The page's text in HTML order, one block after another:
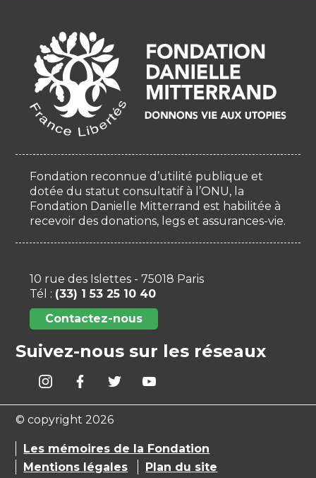
Fondation reconnue d’utilité publique et
dotée du statut consultatif à l’ONU, la
Fondation Danielle Mitterrand est habilitée à
recevoir des donations, legs et assurances-vie.
10 rue des Islettes - 75018 Paris
Tél : (33) 1 53 25 10 40
Contactez-nous
Suivez-nous sur les réseaux
© copyright 2026
Les mémoires de la Fondation
Mentions légales
Plan du site